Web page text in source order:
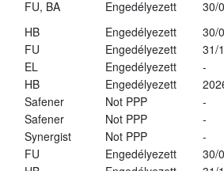
FU, BA Engedélyezett
30/
HB Engedélyezett
30/
FU Engedélyezett
31/
EL Engedélyezett
-
HB Engedélyezett
Safener Not PPP
-
Safener Not PPP
-
Synergist Not PPP
-
FU Engedélyezett
30/